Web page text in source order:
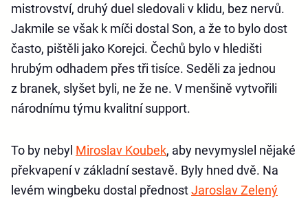
mistrovství, druhý duel sledovali v klidu, bez nervů.
Jakmile se však k míči dostal Son, a že to bylo dost
často, pištěli jako Korejci. Čechů bylo v hledišti
hrubým odhadem přes tři tisíce. Seděli za jednou
z branek, slyšet byli, ne že ne. V menšině vytvořili
národnímu týmu kvalitní support.
To by nebyl Miroslav Koubek, aby nevymyslel nějaké
překvapení v základní sestavě. Byly hned dvě. Na
levém wingbeku dostal přednostJaroslav Zelený